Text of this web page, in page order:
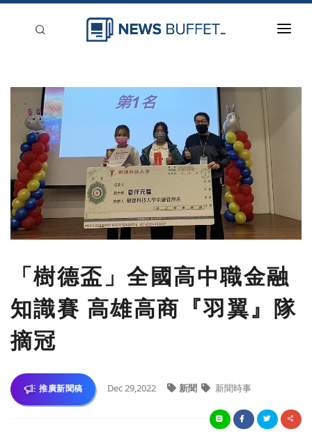
新聞稿分類
登入
刊登
「樹德盃」全國高中職金融
知識賽 高雄高商『羽翼』隊
摘冠
推廣新聞稿 Dec 29,2022 新聞 新聞時事